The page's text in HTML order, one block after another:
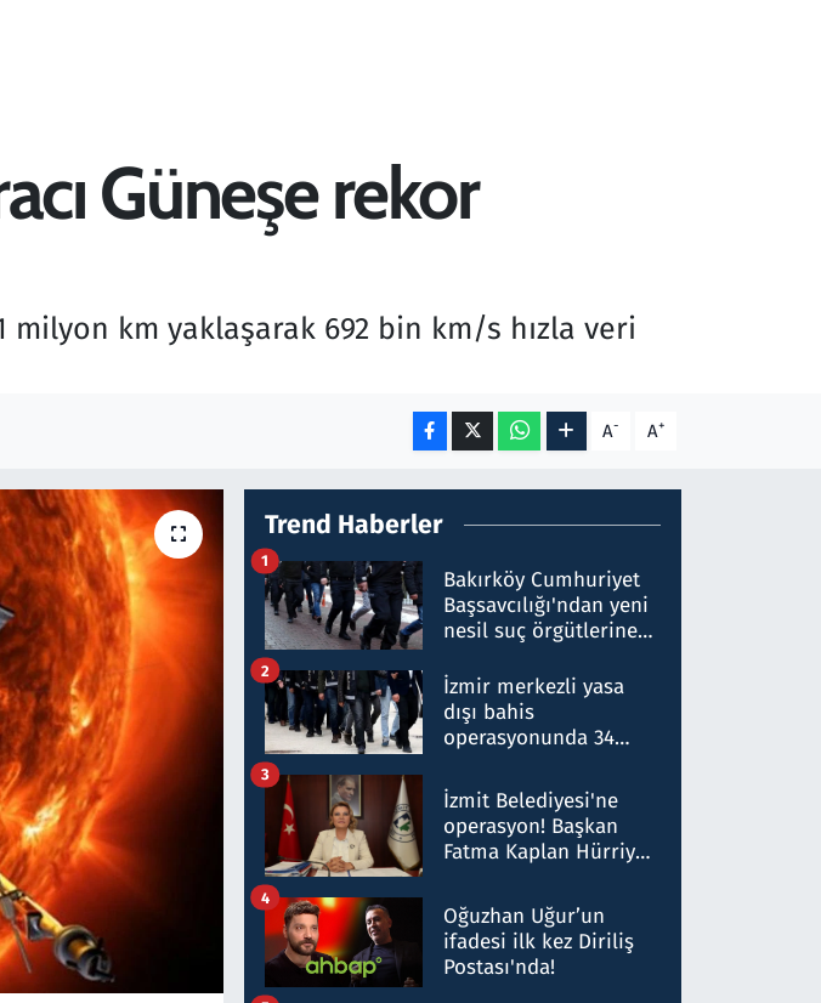
Güneşe rekor
milyon km yaklaşarak 692 bin km/s hızla veri
A- A+
Trend Haberler
Bakırköy Cumhuriyet
Başsavcılığı'ndan yeni
nesil suç örgütlerine
hakkında gözaltı kararı
1
İzmir merkezli yasa
dışı bahis
operasyonunda 34
Milyar liralık para
trafiği tespit edildi
2
İzmit Belediyesi'ne
operasyon! Başkan
Fatma Kaplan Hürriyet
3
Oğuzhan Uğur’un
ifadesi ilk kez Diriliş
Postası'nda!
4